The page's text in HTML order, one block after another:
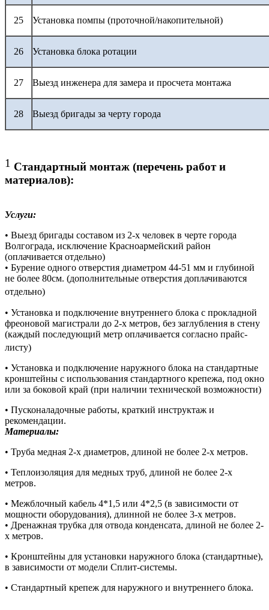
25 Установка помпы (проточной/накопительной)
26 Установка блока ротации
27 Выезд инженера для замера и просчета монтажа
28 Выезд бригады за черту города
1 Стандартный монтаж (перечень работ и
материалов):
Услуги:
• Выезд бригады составом из 2-х человек в черте города
Волгограда, исключение Красноармейский район
(оплачивается отдельно)
• Бурение одного отверстия диаметром 44-51 мм и глубиной
не более 80см. (дополнительные отверстия доплачиваются
отдельно)
• Установка и подключение внутреннего блока с прокладной
фреоновой магистрали до 2-х метров, без заглубления в стену
(каждый последующий метр оплачивается согласно прайс-
листу)
• Установка и подключение наружного блока на стандартные
кронштейны с использования стандартного крепежа, под окно
или за боковой край (при наличии технической возможности)
• Пусконаладочные работы, краткий инструктаж и
рекомендации.
Материалы:
• Труба медная 2-х диаметров, длиной не более 2-х метров.
• Теплоизоляция для медных труб, длиной не более 2-х
метров.
• Межблочный кабель 4*1,5 или 4*2,5 (в зависимости от
мощности оборудования), длинной не более 3-х метров.
• Дренажная трубка для отвода конденсата, длиной не более 2-
х метров.
• Кронштейны для установки наружного блока (стандартные),
в зависимости от модели Сплит-системы.
• Стандартный крепеж для наружного и внутреннего блока.